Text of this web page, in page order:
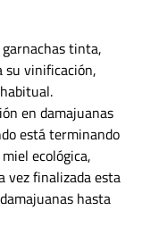
garnachas tinta,
su vinificación,
en damajuanas
está terminando
ecológica,
vez finalizada esta
hasta